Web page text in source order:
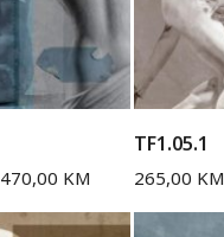
470,00 KM
TF1.05.1
265,00 KM